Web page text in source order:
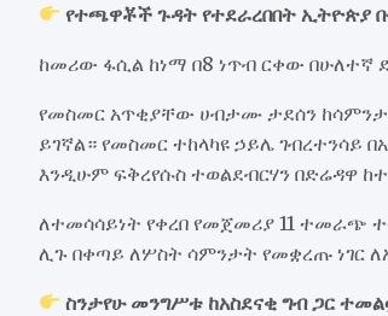
የተጫዋቾች ጉዳት የተደራረበበት ኢትዮጵያ
ከመሪው ፋሲል ከነማ በ8 ነጥብ ርቀው በሁለተኛ
የመስመር አጥቂያቸው ሀብታሙ ታደሰን
ይገኛል። የመስመር ተከላካዩ ኃይሌ
እንዲሁም ፍቅረየሱስ ተወልደብርሃን በድሬዳዋ
ለተመሳሳይነት የቀረበ የመጀመሪያ 11
ሊጉ በቀጣይ ለሦስት ሳምንታት የመቋረጡ ነገር
ስንታየሁ መንግሥቱ ከአስደናቂ ግብ ጋር